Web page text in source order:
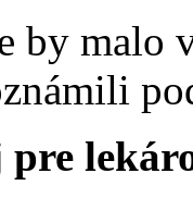
by malo
pre